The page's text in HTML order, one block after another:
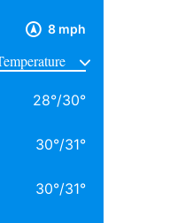
8 mph
28°/30°
30°/31°
30°/31°